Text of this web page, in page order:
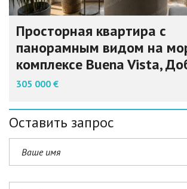
Просторная квартира с
панорамным видом на
комплексе Buena Vista,
305 000 €
Оставить запрос